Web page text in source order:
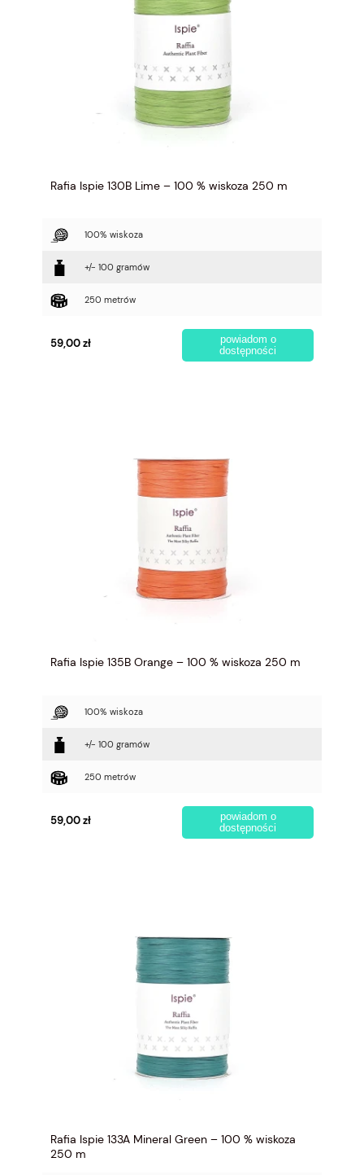
Rafia Ispie 130B Lime – 100 % wiskoza 250 m
100% wiskoza
+/- 100 gramów
250 metrów
59,00 zł
powiadom o
dostępności
Rafia Ispie 135B Orange – 100 % wiskoza 250 m
100% wiskoza
+/- 100 gramów
250 metrów
59,00 zł
powiadom o
dostępności
Rafia Ispie 133A Mineral Green – 100 % wiskoza
250 m